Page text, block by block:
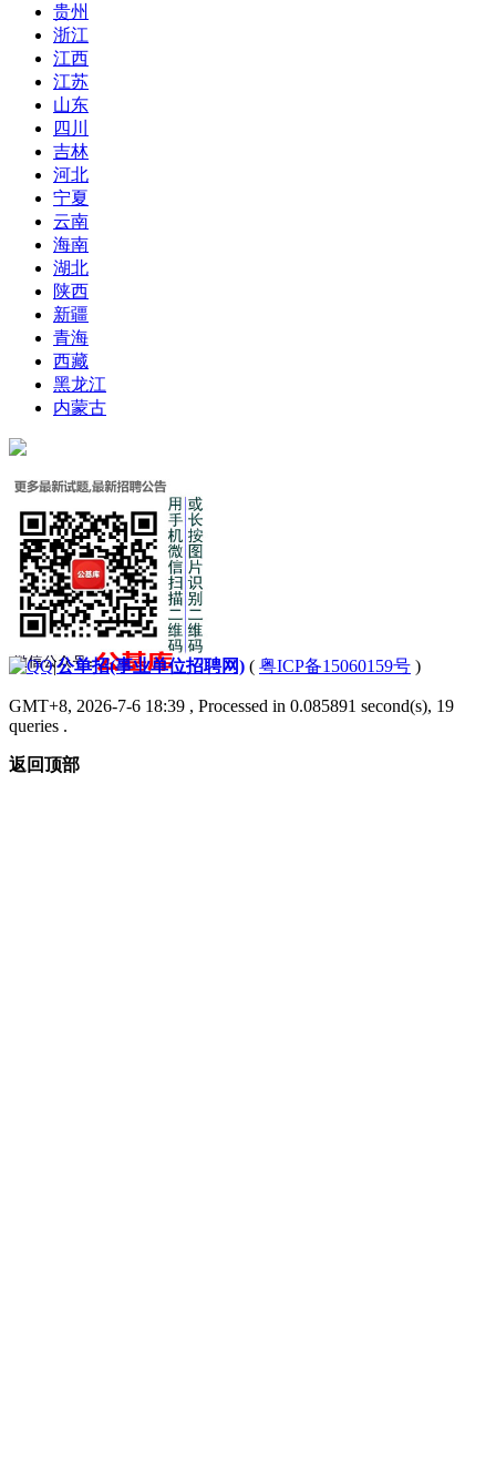
贵州
浙江
江西
江苏
山东
四川
吉林
河北
宁夏
云南
海南
湖北
陕西
新疆
青海
西藏
黑龙江
内蒙古
|公单招(事业单位招聘网) ( 粤ICP备15060159号 )
GMT+8, 2026-7-6 18:39 , Processed in 0.085891 second(s), 19
queries .
返回顶部